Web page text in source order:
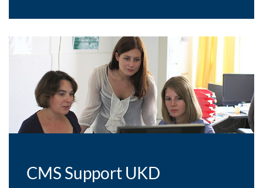
CMS Support UKD